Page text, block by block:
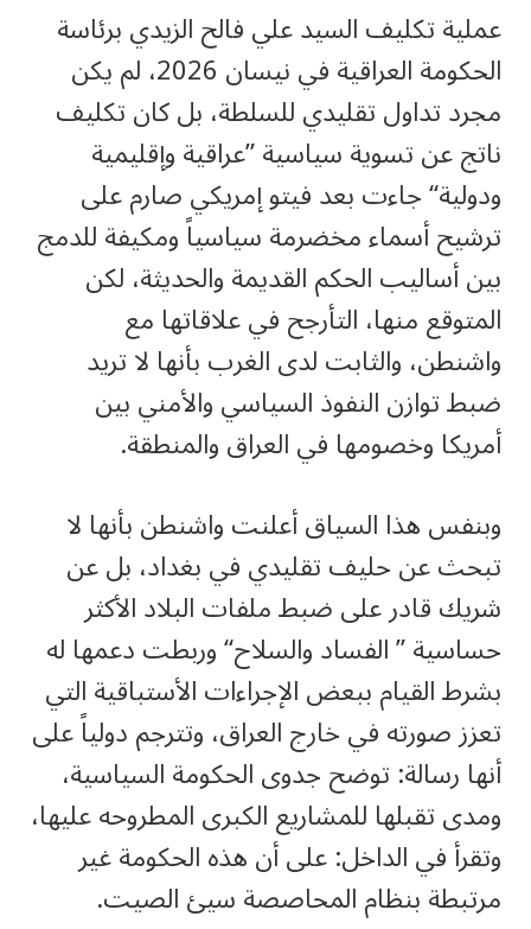
عملية تكليف السيد علي فالح الزيدي برئاسة
الحكومة العراقية في نيسان 2026، لم يكن
مجرد تداول تقليدي للسلطة، بل كان تكليف
ناتج عن تسوية سياسية ”عراقية وإقليمية
ودولية“ جاءت بعد فيتو إمريكي صارم على
ترشيح أسماء مخضرمة سياسياً ومكيفة للدمج
بين أساليب الحكم القديمة والحديثة، لكن
المتوقع منها، التأرجح في علاقاتها مع
واشنطن، والثابت لدى الغرب بأنها لا تريد
ضبط توازن النفوذ السياسي والأمني بين
أمريكا وخصومها في العراق والمنطقة.
وبنفس هذا السياق أعلنت واشنطن بأنها لا
تبحث عن حليف تقليدي في بغداد، بل عن
شريك قادر على ضبط ملفات البلاد الأكثر
حساسية ” الفساد والسلاح“ وربطت دعمها له
بشرط القيام ببعض الإجراءات الأستباقية التي
تعزز صورته في خارج العراق، وتترجم دولياً على
أنها رسالة: توضح جدوى الحكومة السياسية،
ومدى تقبلها للمشاريع الكبرى المطروحه عليها،
وتقرأ في الداخل: على أن هذه الحكومة غير
مرتبطة بنظام المحاصصة سيئ الصيت.